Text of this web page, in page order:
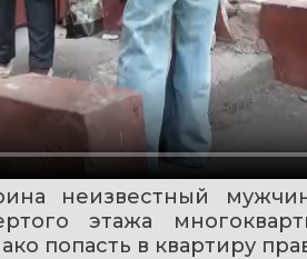
неизвестный
этажа
попасть в квартиру